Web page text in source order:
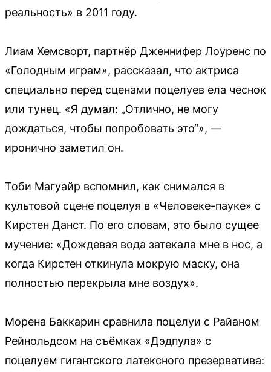
реальность» в 2011 году.
Лиам Хемсворт, партнёр Дженнифер Лоуренс по
«Голодным играм», рассказал, что актриса
специально перед сценами поцелуев ела чеснок
или тунец. «Я думал: „Отлично, не могу
дождаться, чтобы попробовать это“», —
иронично заметил он.
Тоби Магуайр вспомнил, как снимался в
культовой сцене поцелуя в «Человеке-пауке» с
Кирстен Данст. По его словам, это было сущее
мучение: «Дождевая вода затекала мне в нос, а
когда Кирстен откинула мокрую маску, она
полностью перекрыла мне воздух».
Морена Баккарин сравнила поцелуи с Райаном
Рейнольдсом на съёмках «Дэдпула» с
поцелуем гигантского латексного презерватива: